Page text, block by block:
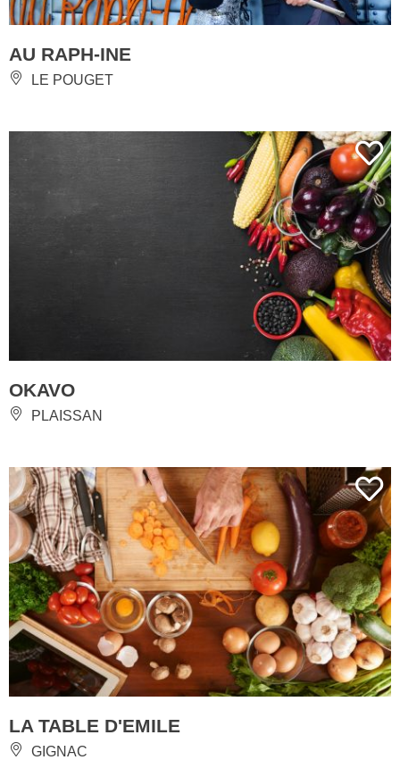
AU RAPH-INE
LE POUGET
OKAVO
PLAISSAN
LA TABLE D'EMILE
GIGNAC